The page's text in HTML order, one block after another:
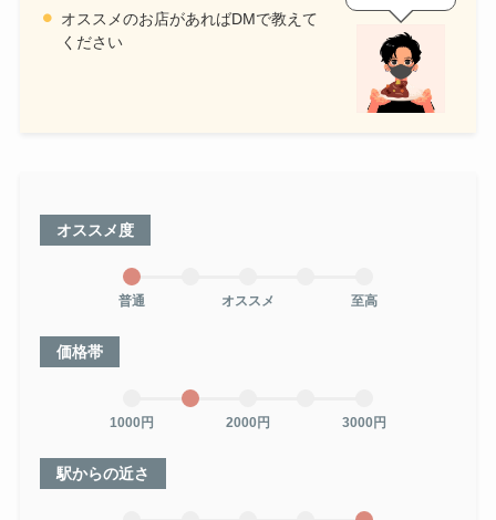
オススメのお店があればDMで教えて
ください
オススメ度
普通 オススメ 至高
価格帯
1000円 2000円 3000円
駅からの近さ